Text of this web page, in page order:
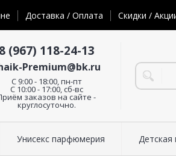
Доставка / Оплата Скидки /
8 (967) 118-24-13
Premium@bk.ru
C 9:00 - 18:00, пн-пт
С 10:00 - 17:00, сб-вс
заказов на сайте -
круглосуточно.
Унисекс парфюмерия